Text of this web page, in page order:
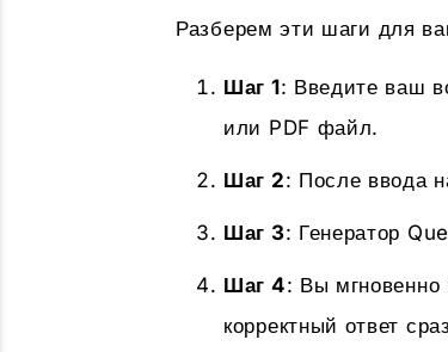
Разберем эти шаги для
Шаг 1: Введите ваш
или PDF файл.
Шаг 2: После ввода
Шаг 3: Генератор
Шаг 4: Вы мгновенно
корректный ответ